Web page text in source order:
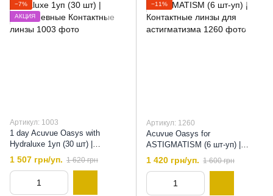
−7%
АКЦИЯ
Артикул: 1003
1 day Acuvue Oasys with
Hydraluxe 1уп (30 шт) |
Однодневные Контактные
1 507 грн/уп. 1 620 грн
−11%
Артикул: 1260
Acuvue Oasys for
ASTIGMATISM (6 шт-уп) |
Контактные линзы для
астигматизма, 8,6
1 420 грн/уп. 1 600 грн